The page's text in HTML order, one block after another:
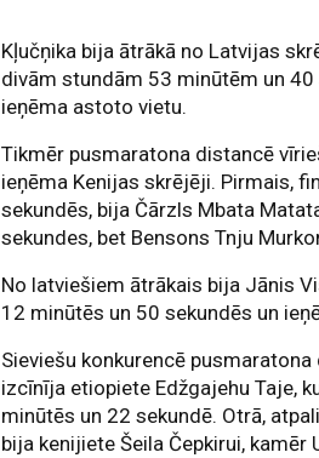
Kļučņika bija ātrākā no Latvijas
divām stundām 53 minūtēm un
ieņēma astoto vietu.
Tikmēr pusmaratona distancē
ieņēma Kenijas skrējēji. Pirmais,
sekundēs, bija Čārzls Mbata
sekundes, bet Bensons Tnju
No latviešiem ātrākais bija Jānis
12 minūtēs un 50 sekundēs un
Sieviešu konkurencē
izcīnīja etiopiete Edžgajehu Taje,
minūtēs un 22 sekundē. Otrā,
bija kenijiete Šeila Čepkirui,